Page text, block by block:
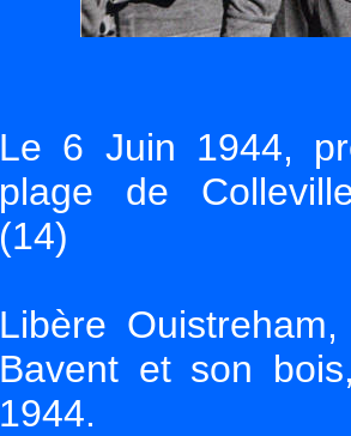
Le 6 Juin 1944,
plage de
(14)
Libère
Bavent et son
1944.